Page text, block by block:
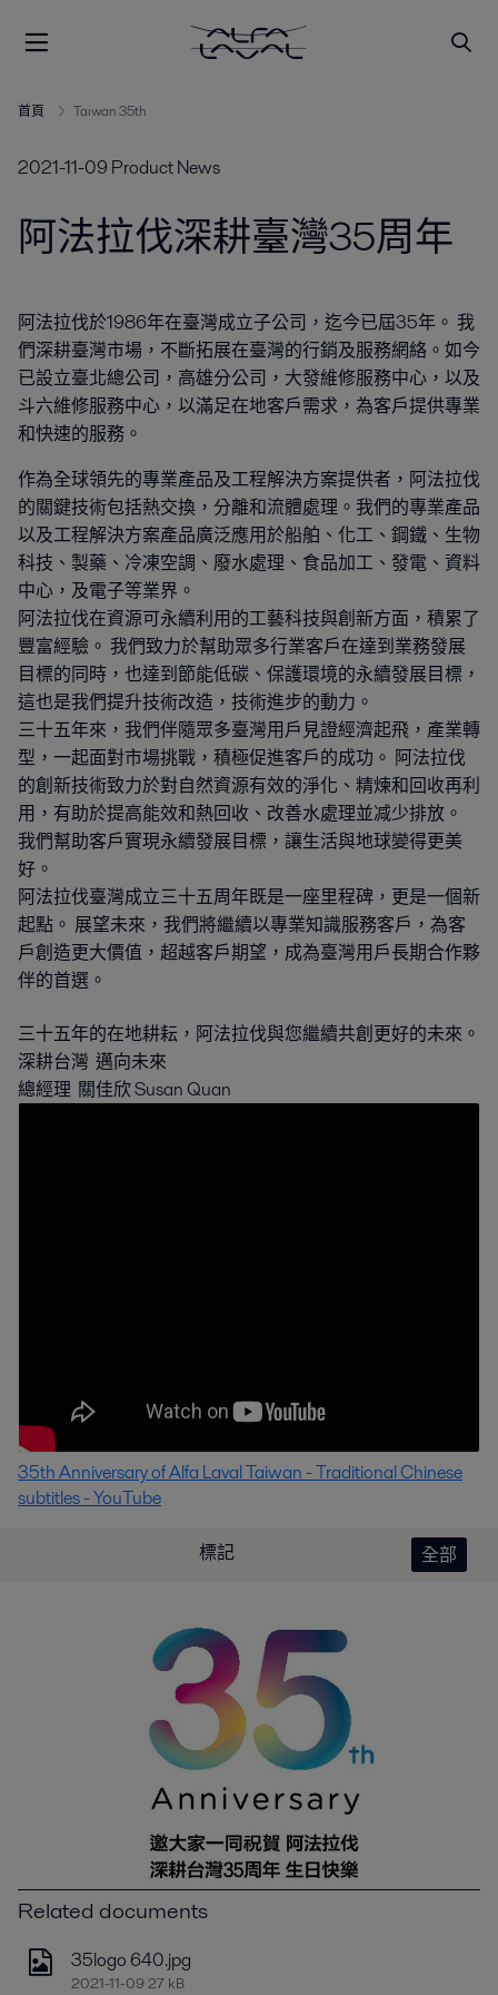
首頁 Taiwan 35th
2021-11-09 Product News
阿法拉伐深耕臺灣35周年
阿法拉伐於1986年在臺灣成立子公司，迄今已屆35年。 我
們深耕臺灣市場，不斷拓展在臺灣的行銷及服務網絡。如今
已設立臺北總公司，高雄分公司，大發維修服務中心，以及
斗六維修服務中心，以滿足在地客戶需求，為客戶提供專業
和快速的服務。
作為全球領先的專業產品及工程解決方案提供者，阿法拉伐
的關鍵技術包括熱交換，分離和流體處理。我們的專業產品
以及工程解決方案產品廣泛應用於船舶、化工、鋼鐵、生物
科技、製藥、冷凍空調、廢水處理、食品加工、發電、資料
中心，及電子等業界。
阿法拉伐在資源可永續利用的工藝科技與創新方面，積累了
豐富經驗。 我們致力於幫助眾多行業客戶在達到業務發展
目標的同時，也達到節能低碳、保護環境的永續發展目標，
這也是我們提升技術改造，技術進步的動力。
三十五年來，我們伴隨眾多臺灣用戶見證經濟起飛，產業轉
型，一起面對市場挑戰，積極促進客戶的成功。 阿法拉伐
的創新技術致力於對自然資源有效的淨化、精煉和回收再利
用，有助於提高能效和熱回收、改善水處理並减少排放。
我們幫助客戶實現永續發展目標，讓生活與地球變得更美
好。
阿法拉伐臺灣成立三十五周年既是一座里程碑，更是一個新
起點。 展望未來，我們將繼續以專業知識服務客戶，為客
戶創造更大價值，超越客戶期望，成為臺灣用戶長期合作夥
伴的首選。
三十五年的在地耕耘，阿法拉伐與您繼續共創更好的未來。
深耕台灣 邁向未來
總經理 關佳欣 Susan Quan
35th Anniversary of Alfa Laval Taiwan - Traditional Chinese
subtitles - YouTube
標記 全部
Related documents
35logo 640.jpg
2021-11-09 27 kB